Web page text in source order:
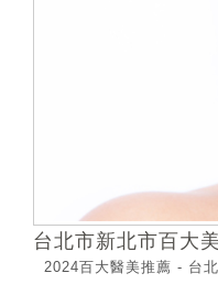
台北市新北市百大
2024百大醫美推薦 - 台北